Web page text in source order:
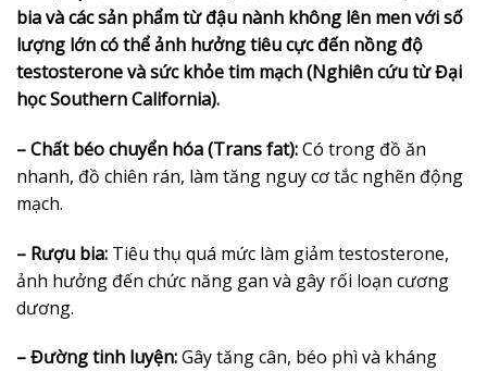
bia và các sản phẩm từ đậu nành không lên men với số
lượng lớn có thể ảnh hưởng tiêu cực đến nồng độ
testosterone và sức khỏe tim mạch (Nghiên cứu từ Đại
học Southern California).
– Chất béo chuyển hóa (Trans fat):Có trong đồ ăn
nhanh, đồ chiên rán, làm tăng nguy cơ tắc nghẽn động
mạch.
– Rượu bia: Tiêu thụ quá mức làm giảm testosterone,
ảnh hưởng đến chức năng gan và gây rối loạn cương
dương.
– Đường tinh luyện:Gây tăng cân, béo phì và kháng